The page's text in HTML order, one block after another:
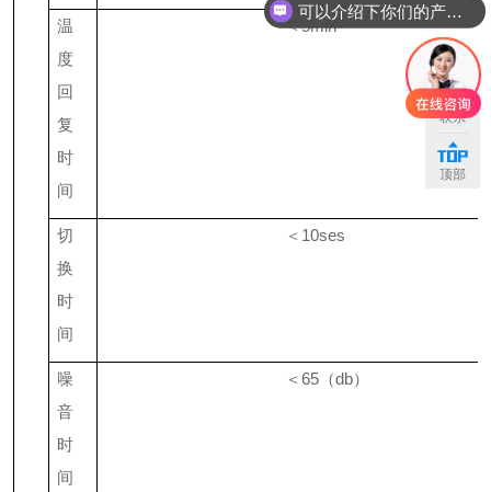
温
度
回
复
时
间
＜5min
切
换
时
间
＜ 10ses
噪
音
时
间
＜ 65 （db）
联系
顶部
可以介绍下你们的产品么